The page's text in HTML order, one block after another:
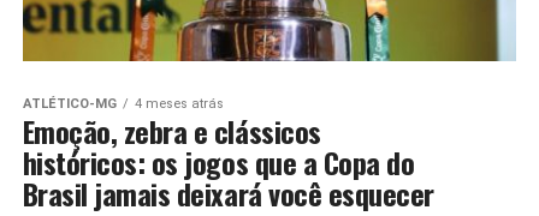
ATLÉTICO-MG 4 meses atrás
Emoção, zebra e clássicos
históricos: os jogos que a Copa do
Brasil jamais deixará você esquecer